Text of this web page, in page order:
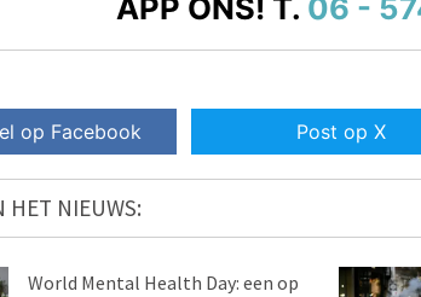
APP ONS! T. 06 -
op Facebook Post op X
HET NIEUWS:
World Mental Health Day: een op